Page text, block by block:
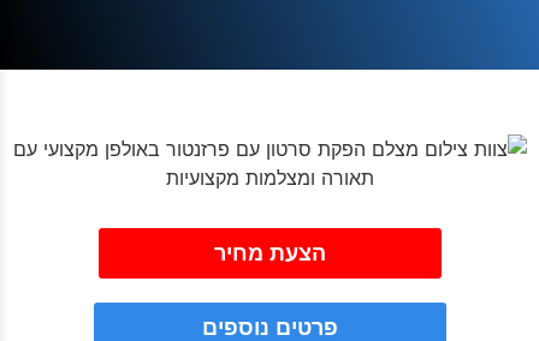
הצעת מחיר
פרטים נוספים